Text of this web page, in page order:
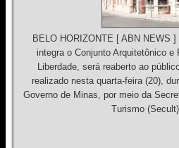
BELO HORIZONTE [ ABN NEWS
integra o Conjunto Arquitetônico
Liberdade, será reaberto ao
realizado nesta quarta-feira (20),
Governo de Minas, por meio da
Turismo